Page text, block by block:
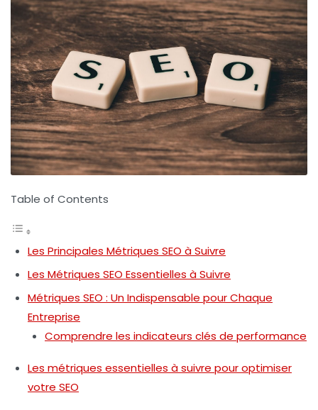
Table of Contents
Les Principales Métriques SEO à Suivre
Les Métriques SEO Essentielles à Suivre
Métriques SEO : Un Indispensable pour Chaque
Entreprise
Comprendre les indicateurs clés de performance
Les métriques essentielles à suivre pour optimiser
votre SEO